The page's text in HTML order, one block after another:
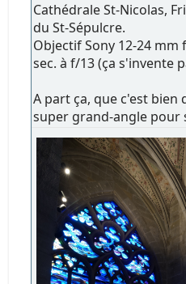
Cathédrale St-Nicolas,
du St-Sépulcre.
Objectif Sony 12-24 mm
sec. à f/13 (ça s'invente
A part ça, que c'est bien
super grand-angle pour